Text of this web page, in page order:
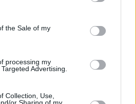
Google and its third-party tags to
specified purposes in below Google
the Sale of my
processing my
Advertising.
Collection, Use,
or Sharing of my
η
24
αχινούς
τυφώνες